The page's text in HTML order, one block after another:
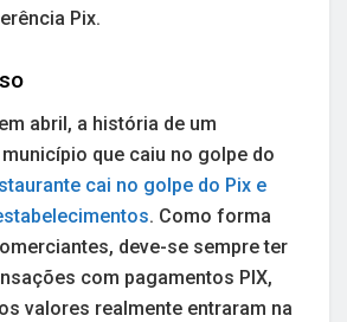
Pix.
abril, a história de um
que caiu no golpe do
cai no golpe do Pix e
. Como forma
deve-se sempre ter
com pagamentos PIX,
valores realmente entraram na